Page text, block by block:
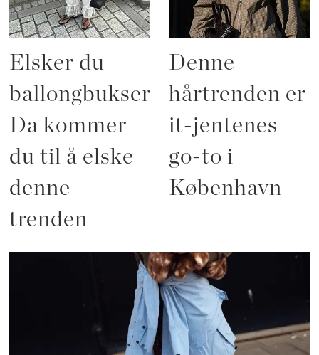
Elsker du
ballongbukser?
Da kommer
du til å elske
denne
trenden
Denne
hårtrenden er
it-jentenes
go-to i
København